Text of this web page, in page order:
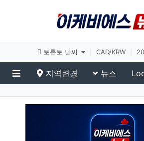
토론토 날씨 CAD/KRW
메뉴
지역변경 뉴스
eKBS News